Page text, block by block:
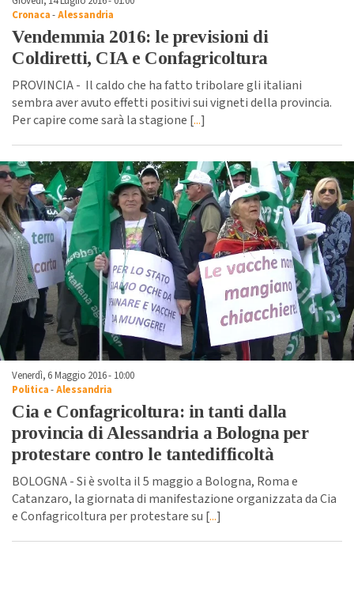
Cronaca-Alessandria
Vendemmia 2016: le previsioni di
Coldiretti, CIA e Confagricoltura
PROVINCIA - Il caldo che ha fatto tribolare gli italiani
sembra aver avuto effetti positivi sui vigneti della provincia.
Per capire come sarà la stagione [...]
Venerdì, 6 Maggio 2016 - 10:00
Politica-Alessandria
Cia e Confagricoltura: in tanti dalla
provincia di Alessandria a Bologna per
protestare contro le tantedifficoltà
BOLOGNA - Si è svolta il 5 maggio a Bologna, Roma e
Catanzaro, la giornata di manifestazione organizzata da Cia
e Confagricoltura per protestare su [...]